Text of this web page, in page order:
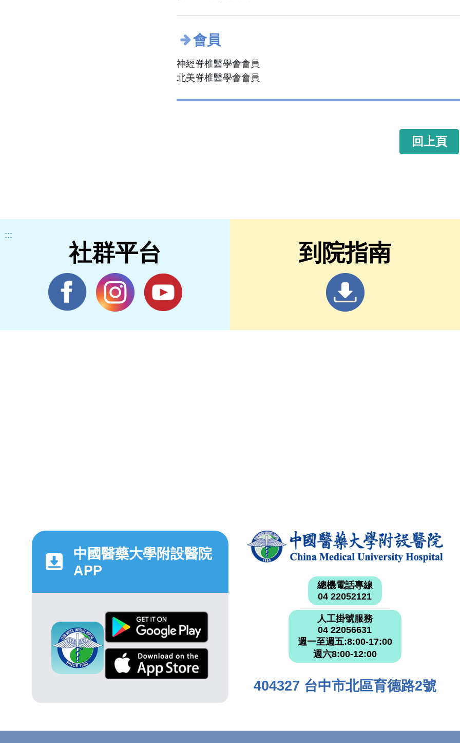
會員
神經脊椎醫學會會員
北美脊椎醫學會會員
回上頁
:::
社群平台 到院指南
中國醫藥大學附設醫院
APP
總機電話專線
04 22052121
人工掛號服務
04 22056631
週一至週五:8:00-17:00
週六8:00-12:00
404327 台中市北區育德路2號